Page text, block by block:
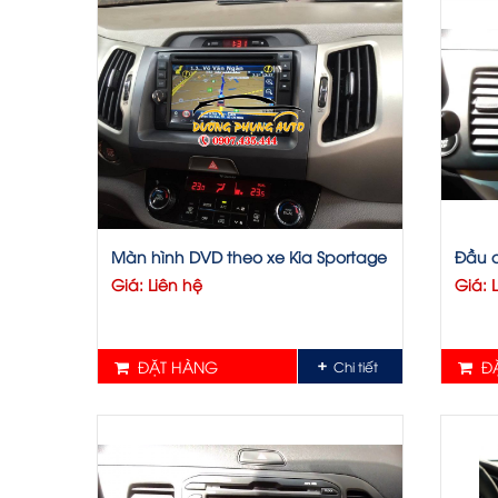
thanh, hình ảnh cực kì hoàn hảo, đọc được
những xe có CD 2 DIN thì gắn những loại
dùng 2 thanh bát nẹp hoặc thêm khung mặt
Màn hình DVD theo xe Kia Sportage
Giá: Liên hệ
ĐẶT HÀNG Chi tiết
Đầu
Giá: